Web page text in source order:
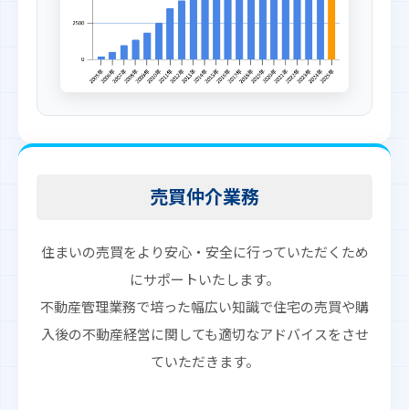
売買仲介業務
住まいの売買をより安心・安全に行っていただくため
にサポートいたします。
不動産管理業務で培った幅広い知識で住宅の売買や購
入後の不動産経営に関しても適切なアドバイスをさせ
ていただきます。